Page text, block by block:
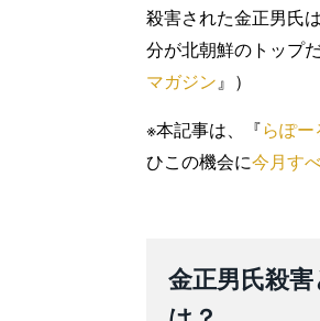
殺害された金正男氏
分が北朝鮮のトップ
マガジン 』）
※本記事は、『らぽー
ひこの機会に今月す
金正男氏殺